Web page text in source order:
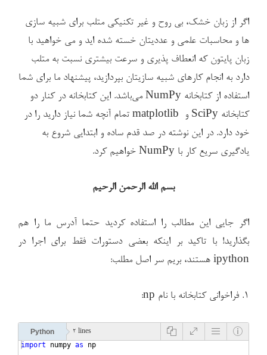
اگر از زبان خشک، بی روح و غیر تکنیکی متلب برای شبیه سازی
ها و محاسبات علمی و عددیتان خسته شده اید و می خواهید با
زبان پایتون که انعطاف پذیری و سرعت بیشتری نسبت به متلب
دارد به انجام کارهای شبیه سازیتان بپردازید، پیشنهاد ما برای شما
استفاده از کتابخانه NumPy می‌باشد. این کتابخانه در کنار دو
کتابخانه SciPy و matplotlib تمام آنچه شما نیاز دارید را در
خود دارد. در این نوشته در صد قدم ساده و ابتدایی شروع به
یادگیری سریع کار با NumPy خواهیم کرد.
بسم الله الرحمن الرحیم
اگر جایی این مطالب را استفاده کردید حتما آدرس ما را هم
بگذارید! با تاکید بر اینکه بعضی دستورات فقط برای اجرا در
ipython هستند، بریم سر اصل مطلب:
۱. فراخوانی کتابخانه با نام np:
Python 2 lines
import numpy as np